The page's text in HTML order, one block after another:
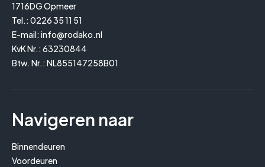
1716DG Opmeer
Tel.: 0226 35 11 51
E-mail: info@rodako.nl
KvK Nr.: 63230844
Btw. Nr.: NL855147258B01
Navigeren naar
Binnendeuren
Voordeuren